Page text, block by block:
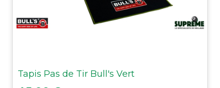
Tapis Pas de Tir Bull's Vert